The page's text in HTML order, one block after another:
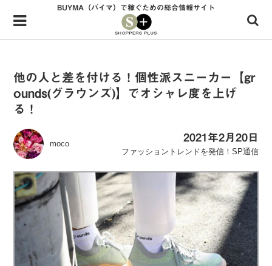
Menu
HOME
34歳独身OLバイマ実践記
ファッショントレンドを発信！SP通信
BUYMAで人気のブランド
BUYMAの売れ筋商品
バイマの疑問に現役パーソナルショッパーが答えてみた
バイマ活動の疑問に売れっ子現役バイヤーが答えてみた
BUYMA（バイマ）で稼ぐための総合情報サイト
他の人と差を付ける！個性派スニーカー【gr
ounds(グラウンズ)】でオシャレ度を上げ
る！
moco
2021年2月20日
ファッショントレンドを発信！SP通信